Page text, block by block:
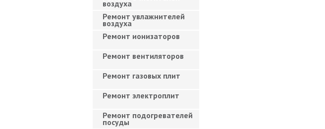
воздуха
Ремонт увлажнителей
воздуха
Ремонт ионизаторов
Ремонт вентиляторов
Ремонт газовых плит
Ремонт электроплит
Ремонт подогревателей
посуды